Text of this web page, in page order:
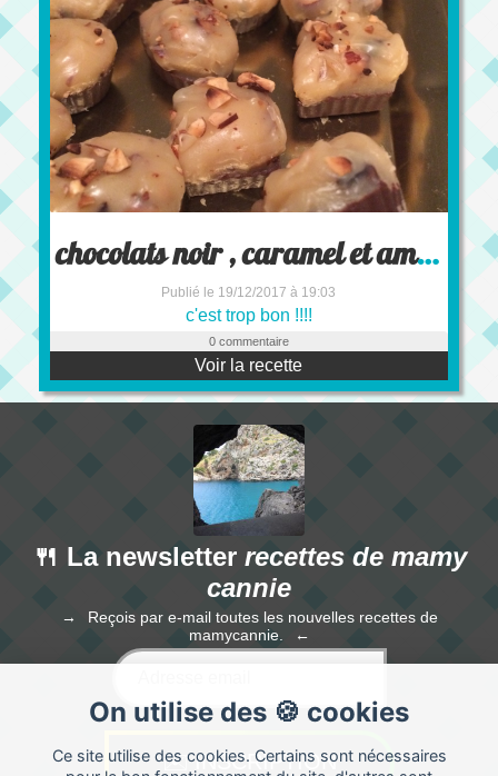
chocolats noir , caramel et amandes
Publié le 19/12/2017 à 19:03
c'est trop bon !!!!
0 commentaire
Voir la recette
On utilise des 🍪 cookies
Ce site utilise des cookies. Certains sont nécessaires
🍴 La newsletter recettes de mamy
cannie
Reçois par e-mail toutes les nouvelles recettes de
mamycannie.